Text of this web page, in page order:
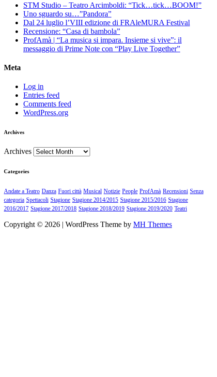
STM Studio – Teatro Arcimboldi: “Tick…tick…BOOM!”
Uno sguardo su…”Pandora”
Dal 24 luglio l’VIII edizione di FRAleMURA Festival
Recensione: “Casa di bambola”
ProfAmà | “La musica si impara. Insieme si vive”: il
messaggio di Prime Note con “Play Live Together”
Meta
Log in
Entries feed
Comments feed
WordPress.org
Archives
Archives
Categories
Andate a Teatro Danza Fuori città Musical Notizie People ProfAmà Recensioni Senza
categoria Spettacoli Stagione Stagione 2014/2015 Stagione 2015/2016 Stagione
2016/2017 Stagione 2017/2018 Stagione 2018/2019 Stagione 2019/2020 Teatri
Copyright © 2026 | WordPress Theme by MH Themes